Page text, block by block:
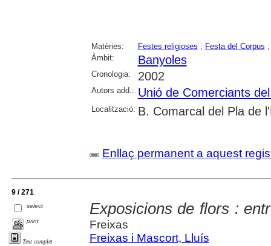
Matèries: Festes religioses ; Festa del Corpus
Àmbit:
Banyoles
Cronologia: 2002
Autors add.: Unió de Comerciants
Localització: B. Comarcal del Pla de
Enllaç permanent a aquest
9 / 271
select
print
Text complet
Exposicions de flors :
Freixas
Freixas i Mascort, Lluís